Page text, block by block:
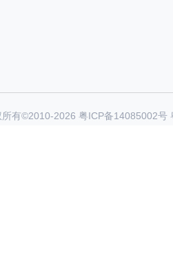
所有©2010-2026 粤ICP备14085002号